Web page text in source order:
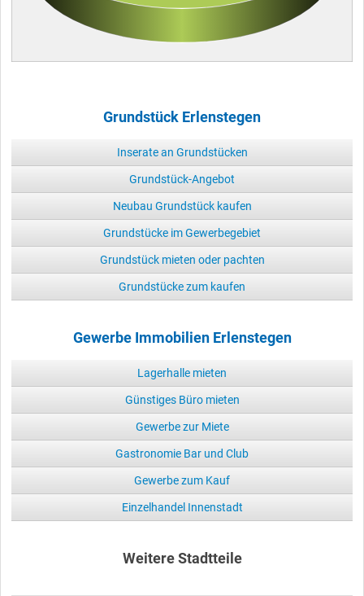
Grundstück Erlenstegen
Inserate an Grundstücken
Grundstück-Angebot
Neubau Grundstück kaufen
Grundstücke im Gewerbegebiet
Grundstück mieten oder pachten
Grundstücke zum kaufen
Gewerbe Immobilien Erlenstegen
Lagerhalle mieten
Günstiges Büro mieten
Gewerbe zur Miete
Gastronomie Bar und Club
Gewerbe zum Kauf
Einzelhandel Innenstadt
Weitere Stadtteile